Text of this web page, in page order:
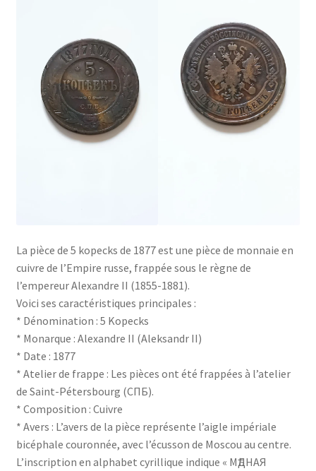
La pièce de 5 kopecks de 1877 est une pièce de monnaie en
cuivre de l’Empire russe, frappée sous le règne de
l’empereur Alexandre II (1855-1881).
Voici ses caractéristiques principales :
* Dénomination : 5 Kopecks
* Monarque : Alexandre II (Aleksandr II)
* Date : 1877
* Atelier de frappe : Les pièces ont été frappées à l’atelier
de Saint-Pétersbourg (СПБ).
* Composition : Cuivre
* Avers : L’avers de la pièce représente l’aigle impériale
bicéphale couronnée, avec l’écusson de Moscou au centre.
L’inscription en alphabet cyrillique indique « МѢДНАЯ